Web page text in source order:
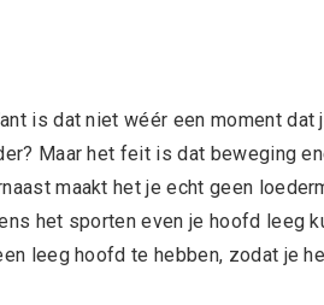
is dat niet wéér een moment
Maar het feit is dat beweging
maakt het je echt geen
het sporten even je hoofd leeg
leeg hoofd te hebben, zodat je